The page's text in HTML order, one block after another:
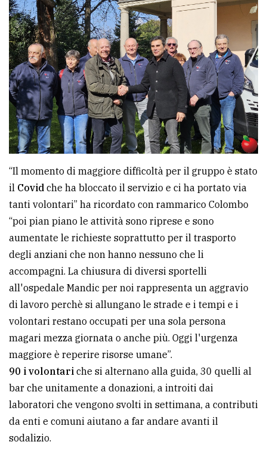
“Il momento di maggiore difficoltà per il gruppo è stato
il Covid che ha bloccato il servizio e ci ha portato via
tanti volontari” ha ricordato con rammarico Colombo
“poi pian piano le attività sono riprese e sono
aumentate le richieste soprattutto per il trasporto
degli anziani che non hanno nessuno che li
accompagni. La chiusura di diversi sportelli
all'ospedale Mandic per noi rappresenta un aggravio
di lavoro perchè si allungano le strade e i tempi e i
volontari restano occupati per una sola persona
magari mezza giornata o anche più. Oggi l'urgenza
maggiore è reperire risorse umane”.
90 i volontari che si alternano alla guida, 30 quelli al
bar che unitamente a donazioni, a introiti dai
laboratori che vengono svolti in settimana, a contributi
da enti e comuni aiutano a far andare avanti il
sodalizio.